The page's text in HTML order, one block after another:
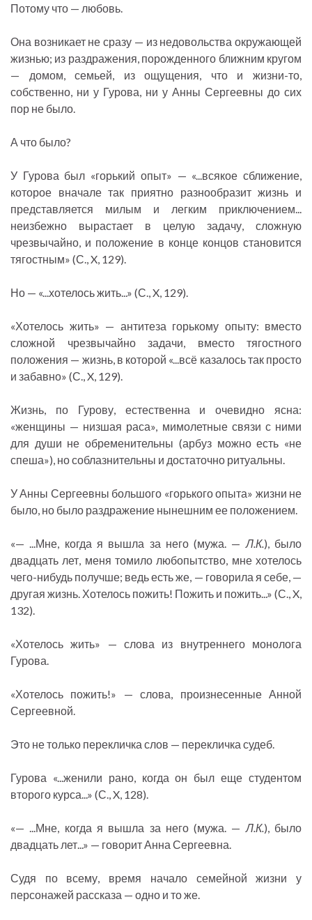
Потому что — любовь.
Она возникает не сразу — из недовольства окружающей
жизнью; из раздражения, порожденного ближним кругом
— домом, семьей, из ощущения, что и жизни-то,
собственно, ни у Гурова, ни у Анны Сергеевны до сих
пор не было.
А что было?
У Гурова был «горький опыт» — «...всякое сближение,
которое вначале так приятно разнообразит жизнь и
представляется милым и легким приключением...
неизбежно вырастает в целую задачу, сложную
чрезвычайно, и положение в конце концов становится
тягостным» (С., X, 129).
Но — «...хотелось жить...» (С., X, 129).
«Хотелось жить» — антитеза горькому опыту: вместо
сложной чрезвычайно задачи, вместо тягостного
положения — жизнь, в которой «...всё казалось так просто
и забавно» (С., X, 129).
Жизнь, по Гурову, естественна и очевидно ясна:
«женщины — низшая раса», мимолетные связи с ними
для души не обременительны (арбуз можно есть «не
спеша»), но соблазнительны и достаточно ритуальны.
У Анны Сергеевны большого «горького опыта» жизни не
было, но было раздражение нынешним ее положением.
«— ...Мне, когда я вышла за него (мужа. — Л.К.), было
двадцать лет, меня томило любопытство, мне хотелось
чего-нибудь получше; ведь есть же, — говорила я себе, —
другая жизнь. Хотелось пожить! Пожить и пожить...» (С., X,
132).
«Хотелось жить» — слова из внутреннего монолога
Гурова.
«Хотелось пожить!» — слова, произнесенные Анной
Сергеевной.
Это не только перекличка слов — перекличка судеб.
Гурова «...женили рано, когда он был еще студентом
второго курса...» (С., X, 128).
«— ...Мне, когда я вышла за него (мужа. — Л.К.), было
двадцать лет...» — говорит Анна Сергеевна.
Судя по всему, время начало семейной жизни у
персонажей рассказа — одно и то же.